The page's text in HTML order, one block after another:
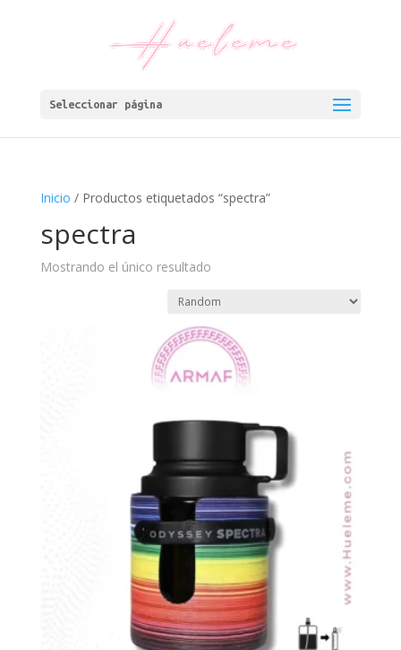
Seleccionar página
Inicio / Productos etiquetados “spectra”
spectra
Mostrando el único resultado